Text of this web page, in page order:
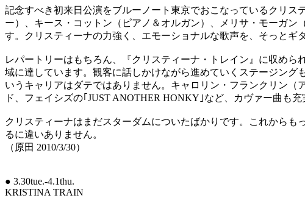
記念すべき初来日公演をブルーノート東京でおこなっているクリ
ー）、キース・コットン（ピアノ＆オルガン）、メリサ・モーガ
す。クリスティーナの力強く、エモーショナルな歌声を、そっとギ
レパートリーはもちろん、『クリスティーナ・トレイン』に収め
域に達しています。観客に話しかけながら進めていくステージン
いうキャリアはダテではありません。キャロリン・フランクリン
ド、フェイシズの｢JUST ANOTHER HONKY｣など、カヴァー曲も充
クリスティーナはまだスターダムについたばかりです。これから
るに違いありません。
（原田 2010/3/30）
● 3.30tue.-4.1thu.
KRISTINA TRAIN